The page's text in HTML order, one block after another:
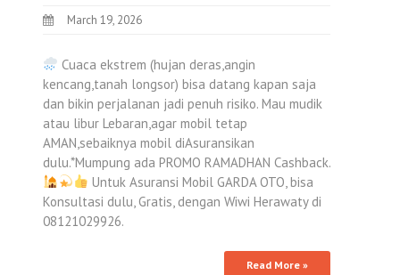
March 19, 2026
Cuaca ekstrem (hujan deras,angin
kencang,tanah longsor) bisa datang kapan saja
dan bikin perjalanan jadi penuh risiko. Mau mudik
atau libur Lebaran,agar mobil tetap
AMAN,sebaiknya mobil diAsuransikan
dulu.*Mumpung ada PROMO RAMADHAN Cashback.
Untuk Asuransi Mobil GARDA OTO, bisa
Konsultasi dulu, Gratis, dengan Wiwi Herawaty di
08121029926.
Read More »